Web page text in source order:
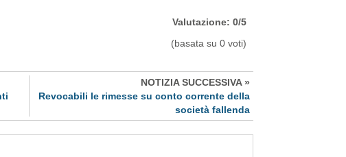
Valutazione: 0/5
(basata su 0 voti)
NOTIZIA SUCCESSIVA »
Revocabili le rimesse su conto corrente della
società fallenda